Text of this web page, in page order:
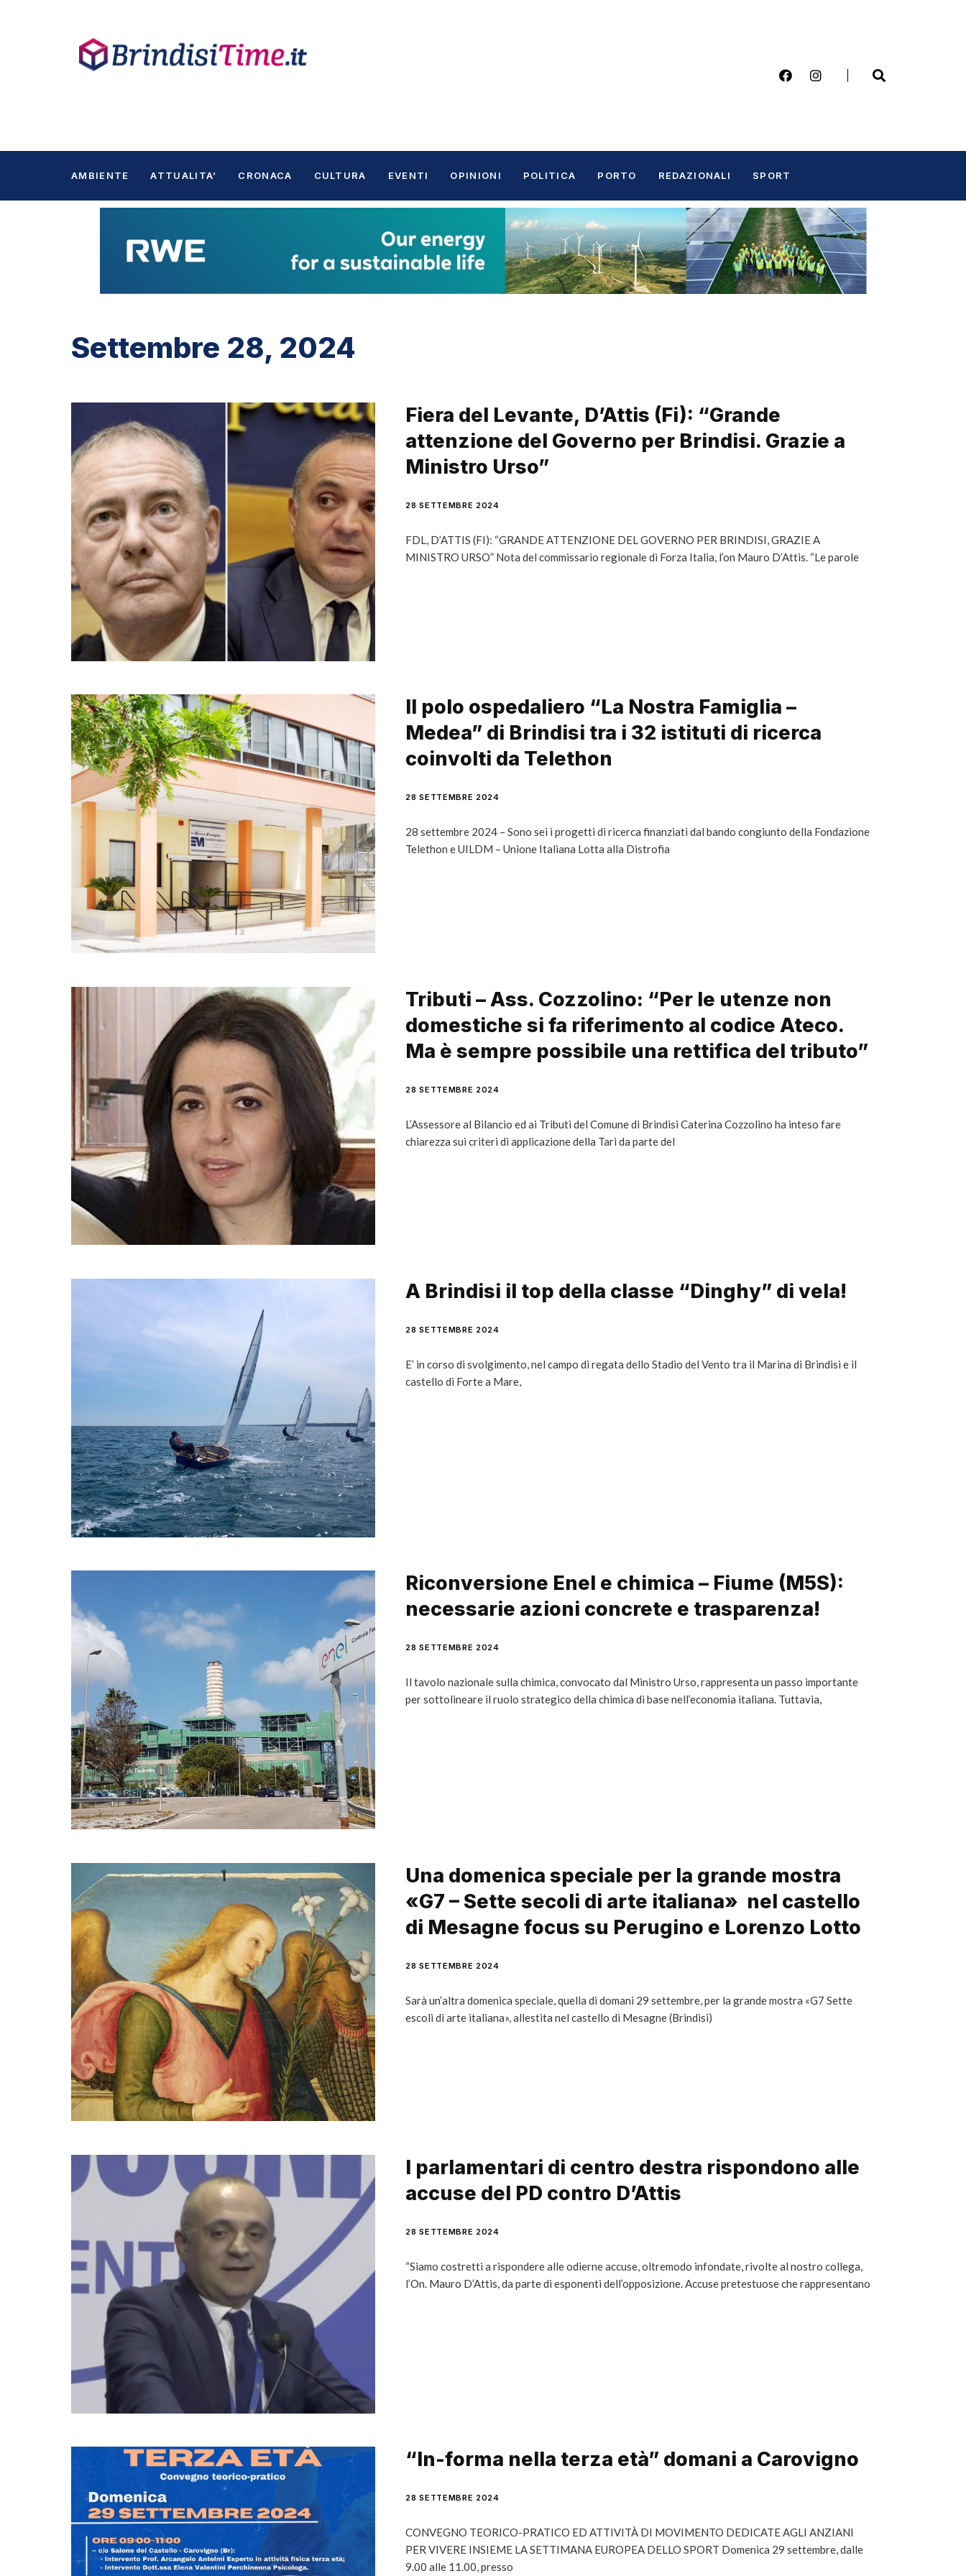
AMBIENTE ATTUALITA’ CRONACA CULTURA EVENTI OPINIONI POLITICA PORTO REDAZIONALI SPORT
Settembre 28, 2024
Fiera del Levante, D’Attis (Fi): “Grande
attenzione del Governo per Brindisi. Grazie a
Ministro Urso”
28 SETTEMBRE 2024
FDL, D’ATTIS (FI): “GRANDE ATTENZIONE DEL GOVERNO PER BRINDISI, GRAZIE A
MINISTRO URSO” Nota del commissario regionale di Forza Italia, l’on Mauro D’Attis. “Le parole
Il polo ospedaliero “La Nostra Famiglia –
Medea” di Brindisi tra i 32 istituti di ricerca
coinvolti da Telethon
28 SETTEMBRE 2024
28 settembre 2024 – Sono sei i progetti di ricerca finanziati dal bando congiunto della Fondazione
Telethon e UILDM – Unione Italiana Lotta alla Distrofia
Tributi – Ass. Cozzolino: “Per le utenze non
domestiche si fa riferimento al codice Ateco.
Ma è sempre possibile una rettifica del tributo”
28 SETTEMBRE 2024
L’Assessore al Bilancio ed ai Tributi del Comune di Brindisi Caterina Cozzolino ha inteso fare
chiarezza sui criteri di applicazione della Tari da parte del
A Brindisi il top della classe “Dinghy” di vela!
28 SETTEMBRE 2024
E’ in corso di svolgimento, nel campo di regata dello Stadio del Vento tra il Marina di Brindisi e il
castello di Forte a Mare,
Riconversione Enel e chimica – Fiume (M5S):
necessarie azioni concrete e trasparenza!
28 SETTEMBRE 2024
Il tavolo nazionale sulla chimica, convocato dal Ministro Urso, rappresenta un passo importante
per sottolineare il ruolo strategico della chimica di base nell’economia italiana. Tuttavia,
Una domenica speciale per la grande mostra
«G7 – Sette secoli di arte italiana» nel castello
di Mesagne focus su Perugino e Lorenzo Lotto
28 SETTEMBRE 2024
Sarà un’altra domenica speciale, quella di domani 29 settembre, per la grande mostra «G7 Sette
escoli di arte italiana», allestita nel castello di Mesagne (Brindisi)
I parlamentari di centro destra rispondono alle
accuse del PD contro D’Attis
28 SETTEMBRE 2024
“Siamo costretti a rispondere alle odierne accuse, oltremodo infondate, rivolte al nostro collega,
l’On. Mauro D’Attis, da parte di esponenti dell’opposizione. Accuse pretestuose che rappresentano
“In-forma nella terza età” domani a Carovigno
28 SETTEMBRE 2024
CONVEGNO TEORICO-PRATICO ED ATTIVITÀ DI MOVIMENTO DEDICATE AGLI ANZIANI
PER VIVERE INSIEME LA SETTIMANA EUROPEA DELLO SPORT Domenica 29 settembre, dalle
9.00 alle 11.00, presso